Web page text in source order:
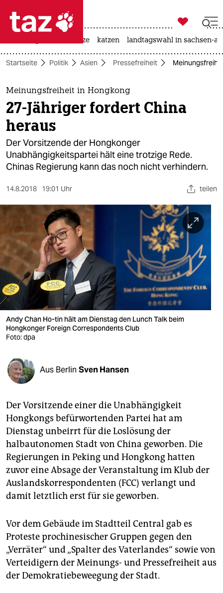
 taz zahl ich
taz zahl ich
themen
politik
öko
gesellschaft
sport
berlin
nord
wahrheit
verlag
verlag
veranstaltungen
fragen & hilfe
abo
genossenschaft
epaper login

taz zahl ich
hitze katzen landtagswahl in sachsen-
Startseite Politik Asien Pressefreiheit
Meinungsfreiheit in Hongkong
27-Jähriger fordert China
heraus
Der Vorsitzende der Hongkonger
Unabhängigkeitspartei hält eine trotzige Rede.
Chinas Regierung kann das noch nicht verhindern.
14.8.2018 19:01 Uhr teilen
Andy Chan Ho-tin hält am Dienstag den Lunch Talk beim
Hongkonger Foreign Correspondents Club
Foto: dpa
Aus Berlin Sven Hansen
Der Vorsitzende einer die Unabhängigkeit
Hongkongs befürwortenden Partei hat am
Dienstag unbeirrt für die Loslösung der
halbautonomen Stadt von China geworben. Die
Regierungen in Peking und Hongkong hatten
zuvor eine Absage der Veranstaltung im Klub der
Auslandskorrespondenten (FCC) verlangt und
damit letztlich erst für sie geworben.
Vor dem Gebäude im Stadtteil Central gab es
Proteste prochinesischer Gruppen gegen den
„Verräter“ und „Spalter des Vaterlandes“ sowie von
Verteidigern der Meinungs- und Pressefreiheit aus
der Demokratiebeweegung der Stadt.